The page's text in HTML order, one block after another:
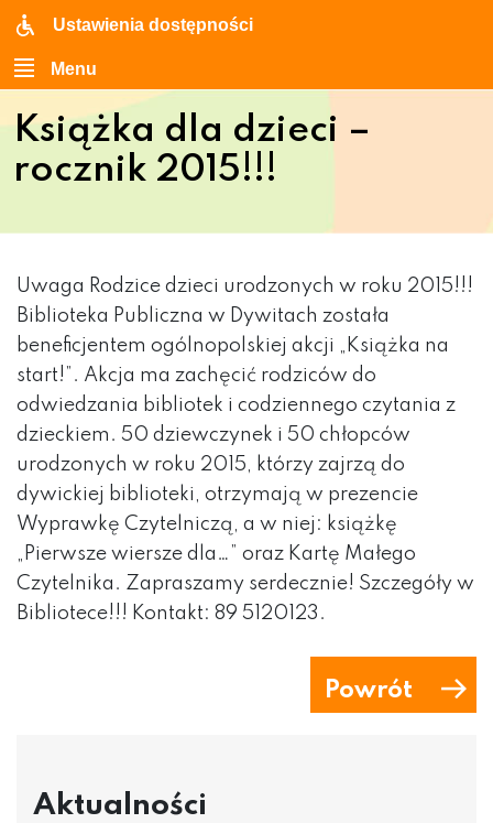
Ustawienia dostępności
Menu
Książka dla dzieci –
rocznik 2015!!!
Uwaga Rodzice dzieci urodzonych w roku 2015!!!
Biblioteka Publiczna w Dywitach została
beneficjentem ogólnopolskiej akcji „Książka na
start!”. Akcja ma zachęcić rodziców do
odwiedzania bibliotek i codziennego czytania z
dzieckiem. 50 dziewczynek i 50 chłopców
urodzonych w roku 2015, którzy zajrzą do
dywickiej biblioteki, otrzymają w prezencie
Wyprawkę Czytelniczą, a w niej: książkę
„Pierwsze wiersze dla…” oraz Kartę Małego
Czytelnika. Zapraszamy serdecznie! Szczegóły w
Bibliotece!!! Kontakt: 89 5120123.
Powrót
Aktualności